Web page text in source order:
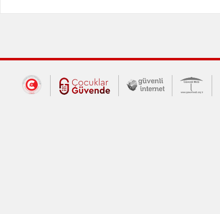
Dış Bağlantılar
Cumhurbaşkanlığı İletişim Merkezi
Çocuklar Güvende (yeni
Güvenli